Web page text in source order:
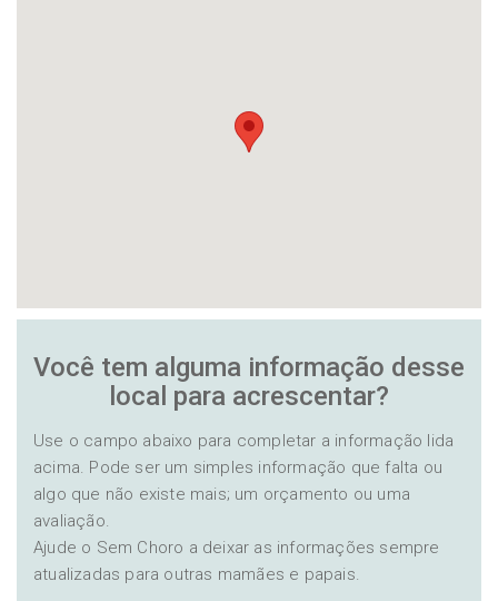
Você tem alguma informação desse
local para acrescentar?
Use o campo abaixo para completar a informação lida
acima. Pode ser um simples informação que falta ou
algo que não existe mais; um orçamento ou uma
avaliação.
Ajude o Sem Choro a deixar as informações sempre
atualizadas para outras mamães e papais.